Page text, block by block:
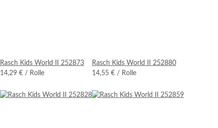
Rasch Kids World II 252873
14,29 € / Rolle
Rasch Kids World II 252880
14,55 € / Rolle